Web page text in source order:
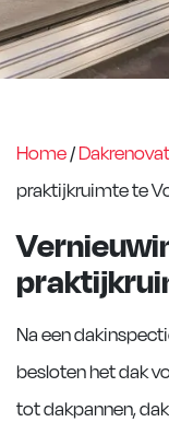
Home/
praktijkruimte te
Na een
besloten het dak
tot dakpannen,